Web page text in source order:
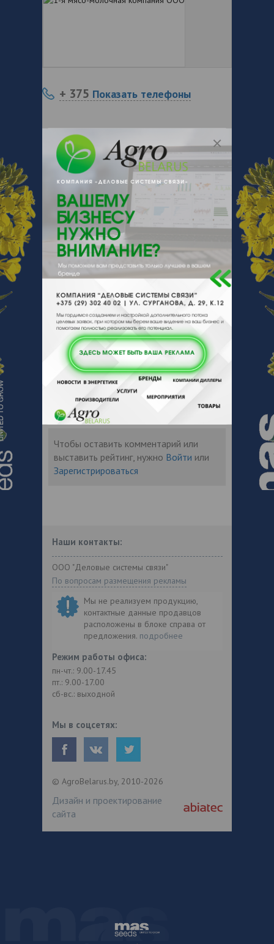
+ 375 Показать телефоны
Россия, Смоленская обл., Смоленск,
ул. Смольянинова 15
О нас Отзывы Еще
О компании
Предприятиие закупает на постоянной
основе для экспорта в РФ:
-говядина 1,2 кат бык, корова охл., зам
ниже индикатива от 15%
- ЦБ 1,2 кат, несушка охл, зам.ниже
индикатива на 10%
- жир топленый в/с говяжий
- сыр 50-45% скидка свыше 30 %
Отзывы
Чтобы оставить комментарий или
выставить рейтинг, нужно Войти или
Зарегистрироваться
Наши контакты:
ООО "Деловые системы связи"
По вопросам размещения рекламы
Мы не реализуем продукцию,
контактные данные продавцов
расположены в блоке справа от
предложения. подробнее
Режим работы офиса:
пн-чт.: 9.00-17.45
пт.: 9.00-17.00
сб-вс.: выходной
Мы в соцсетях:
© AgroBelarus.by, 2010-2026
Дизайн и проектирование
сайта